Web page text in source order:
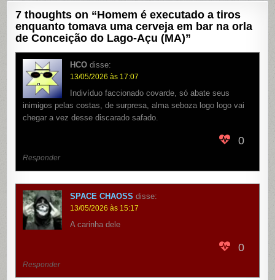
7 thoughts on “Homem é executado a tiros
enquanto tomava uma cerveja em bar na orla
de Conceição do Lago-Açu (MA)”
HCO disse:
13/05/2026 às 17:07
Indivíduo faccionado covarde, só abate seus
inimigos pelas costas, de surpresa, alma seboza logo logo vai
chegar a vez desse discarado safado.
0
Responder
SPACE CHAOSS disse:
13/05/2026 às 15:17
A carinha dele
0
Responder